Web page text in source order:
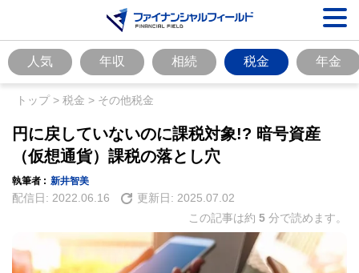
人気 年収 相続 税金 年金
トップ> 税金 > その他税金
円に戻していないのに課税対象!? 暗号資産
（仮想通貨）課税の落とし穴
執筆者 : 新井智美
配信日: 2022.06.16 更新日: 2025.07.02
この記事は約 5 分で読めます。